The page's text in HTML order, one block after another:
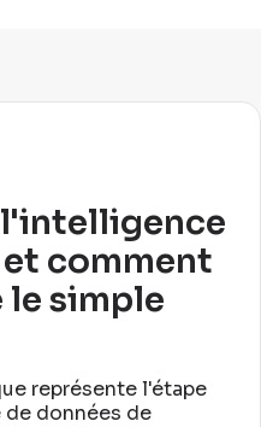
comment
simple
représente l'étape
données de